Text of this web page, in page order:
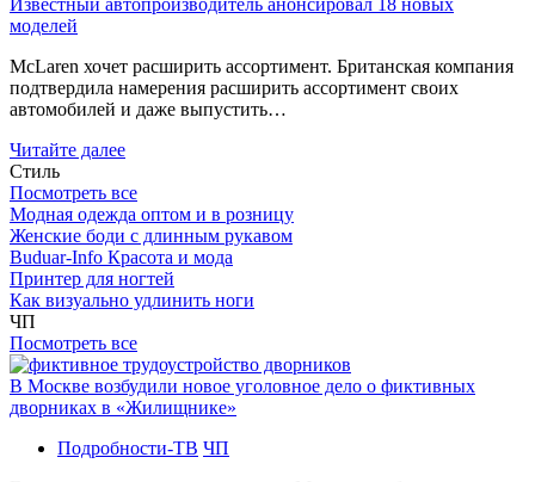
моделей
McLaren хочет расширить ассортимент. Британская компания
подтвердила намерения расширить ассортимент своих
автомобилей и даже выпустить…
Читайте далее
Стиль
Посмотреть все
Модная одежда оптом и в розницу
Женские боди с длинным рукавом
Buduar-Info Красота и мода
Принтер для ногтей
Как визуально удлинить ноги
ЧП
Посмотреть все
В Москве возбудили новое уголовное дело о фиктивных
дворниках в «Жилищнике»
Подробности-ТВ ЧП